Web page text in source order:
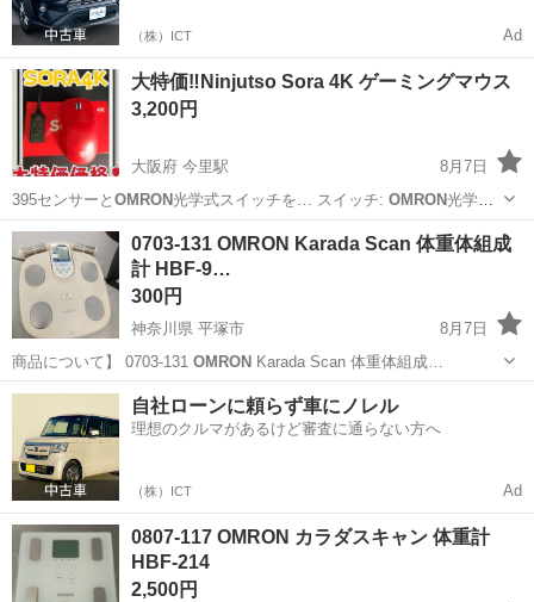
（株）ICT Ad
大特価‼️Ninjutso Sora 4K ゲーミングマウス
3,200円
大阪府 今里駅
8月7日
395センサーと OMRON 光学式スイッチを… スイッチ: OMRON光学式
スイッチ …
大阪 大阪市 ゲーミングマウス
0703-131 OMRON Karada Scan 体重体組成
計 HBF-9…
300円
神奈川県 平塚市
8月7日
商品について】 0703-131 OMRON Karada Scan 体重体組成…
神奈川 平塚市 生活家電 HBF
自社ローンに頼らず車にノレル
理想のクルマがあるけど審査に通らない方へ
（株）ICT Ad
0807-117 OMRON カラダスキャン 体重計
HBF-214
2,500円